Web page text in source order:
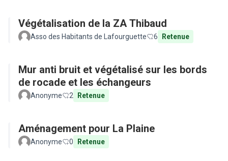
Végétalisation de la ZA Thibaud
Asso des Habitants de Lafourguette 6 Retenue
Mur anti bruit et végétalisé sur les bords
de rocade et les échangeurs
Anonyme 2 Retenue
Aménagement pour La Plaine
Anonyme 0 Retenue